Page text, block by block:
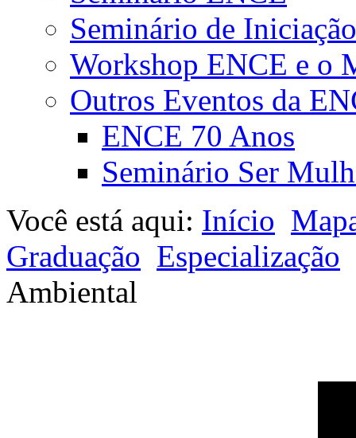
Seminário de
Workshop ENCE e o
Outros Eventos da
ENCE 70 Anos
Seminário Ser
Você está aqui: Início
Graduação Especialização
Ambiental